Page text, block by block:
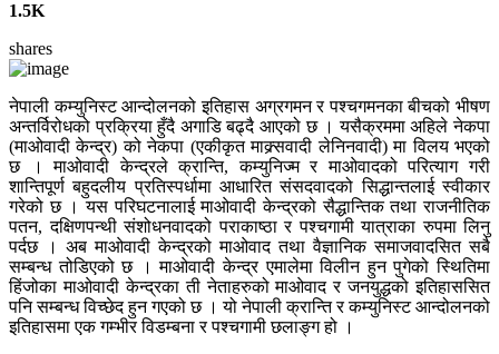
1.5K
shares
नेपाली कम्युनिस्ट आन्दोलनको इतिहास अग्रगमन र पश्चगमनका बीचको भीषण
अन्तर्विरोधको प्रक्रिया हुँदै अगाडि बढ्दै आएको छ । यसैक्रममा अहिले नेकपा
(माओवादी केन्द्र) को नेकपा (एकीकृत माक्र्सवादी लेनिनवादी) मा विलय भएको
छ । माओवादी केन्द्रले क्रान्ति, कम्युनिज्म र माओवादको परित्याग गरी
शान्तिपूर्ण बहुदलीय प्रतिस्पर्धामा आधारित संसदवादको सिद्धान्तलाई स्वीकार
गरेको छ । यस परिघटनालाई माओवादी केन्द्रको सैद्धान्तिक तथा राजनीतिक
पतन, दक्षिणपन्थी संशोधनवादको पराकाष्ठा र पश्चगामी यात्राका रुपमा लिनु
पर्दछ । अब माओवादी केन्द्रको माओवाद तथा वैज्ञानिक समाजवादसित सबै
सम्बन्ध तोडिएको छ । माओवादी केन्द्र एमालेमा विलीन हुन पुगेको स्थितिमा
हिंजोका माओवादी केन्द्रका ती नेताहरुको माओवाद र जनयुद्धको इतिहाससित
पनि सम्बन्ध विच्छेद हुन गएको छ । यो नेपाली क्रान्ति र कम्युनिस्ट आन्दोलनको
इतिहासमा एक गम्भीर विडम्बना र पश्चगामी छलाङ्ग हो ।